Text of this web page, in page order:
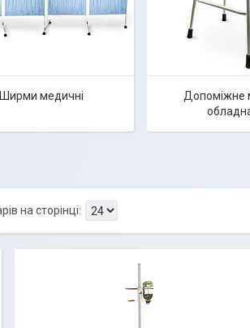
Ширми медичні
Допоміжне